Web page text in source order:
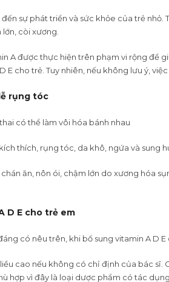
sự phát triển và sức khỏe của trẻ
còi xương.
A được thực hiện trên phạm vi rộng để
E cho trẻ. Tuy nhiên, nếu không lưu ý,
rụng tóc
có thể làm vôi hóa bánh nhau
thích, rụng tóc, da khô, ngứa và sung
ăn, nôn ói, chậm lớn do xương hóa
D E cho trẻ em
có nêu trên, khi bổ sung vitamin A D E
cao nếu không có chỉ định của bác
hợp vì đây là loại dược phẩm có tác